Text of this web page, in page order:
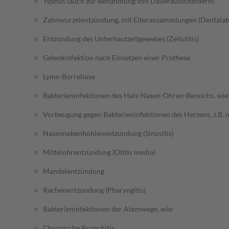
Zahnwurzelentzündung, mit Eiteransammlungen
Entzündung des Unterhautzellgewebes (Zellulitis)
Gelenkinfektion nach Einsetzen einer Prothese
Lyme-Borreliose
Bakterieninfektionen des Hals-Nasen-Ohren-Bereichs,
Vorbeugung gegen Bakterieninfektionen des Herzens,
Nasennebenhöhlenentzündung (Sinusitis)
Mittelohrentzündung (Otitis media)
Mandelentzündung
Rachenentzündung (Pharyngitis)
Bakterieninfektionen der Atemwege, wie: